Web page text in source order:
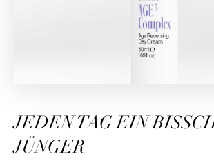
JEDEN TAG EIN
JÜNGER